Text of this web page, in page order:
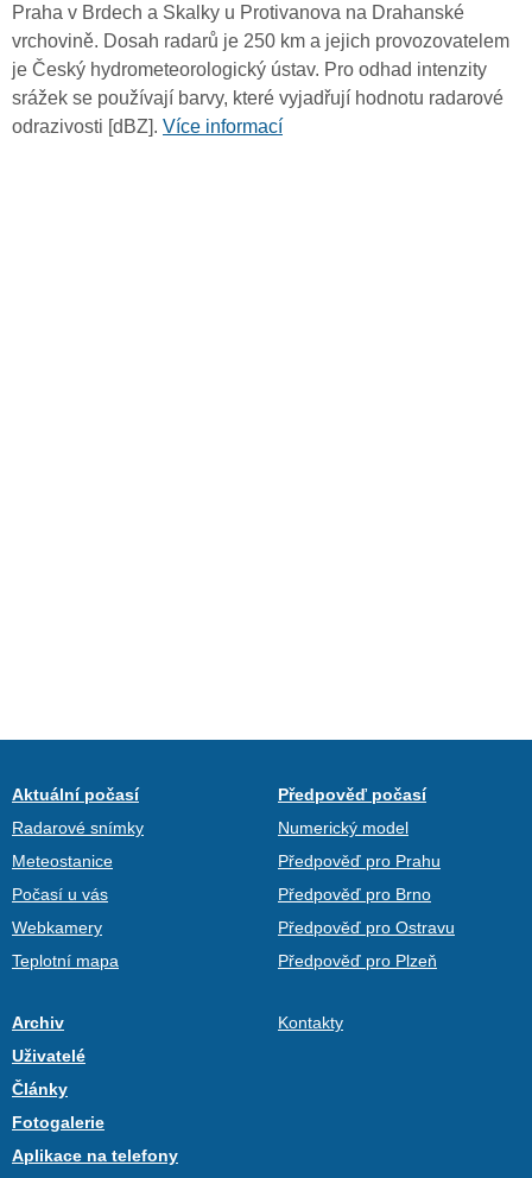
Praha v Brdech a Skalky u Protivanova na Drahanské
vrchovině. Dosah radarů je 250 km a jejich provozovatelem
je Český hydrometeorologický ústav. Pro odhad intenzity
srážek se používají barvy, které vyjadřují hodnotu radarové
odrazivosti [dBZ]. Více informací
Aktuální počasí
Radarové snímky
Meteostanice
Počasí u vás
Webkamery
Teplotní mapa
Předpověď počasí
Numerický model
Předpověď pro Prahu
Předpověď pro Brno
Předpověď pro Ostravu
Předpověď pro Plzeň
Archiv
Uživatelé
Články
Fotogalerie
Aplikace na telefony
Kontakty